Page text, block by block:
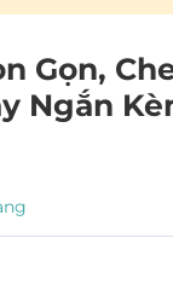
Gọn,
Ngắn